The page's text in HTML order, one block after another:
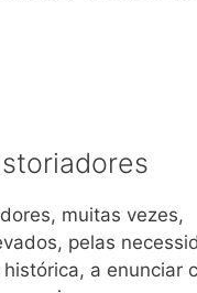
muitas vezes,
pelas
histórica, a enunciar